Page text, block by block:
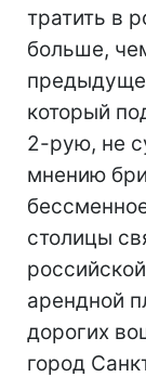
тратить в
больше,
который
2-рую, не
мнению
столицы
арендной
дорогих
город